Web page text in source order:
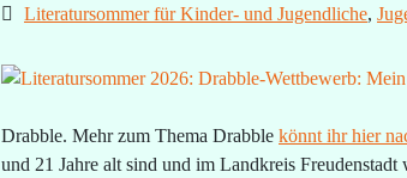
Literatursommer für Kinder- und Jugendliche,
Drabble. Mehr zum Thema Drabble könnt ihr hier
und 21 Jahre alt sind und im Landkreis